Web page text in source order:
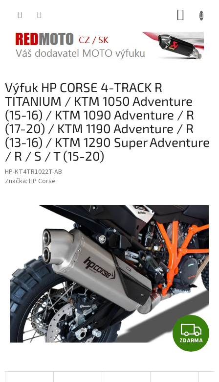
Výfuk HP CORSE 4-TRACK R
TITANIUM / KTM 1050 Adventure
(15-16) / KTM 1090 Adventure / R
(17-20) / KTM 1190 Adventure / R
(13-16) / KTM 1290 Super Adventure
/ R / S / T (15-20)
HP-KT4TR1022T-AB
Značka: HP Corse
Z
D
A
ZDARMA